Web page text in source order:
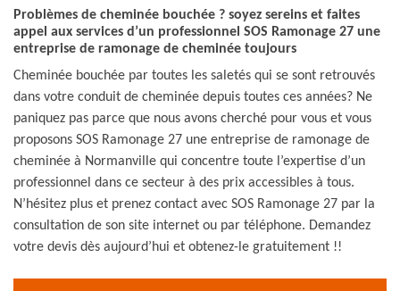
Problèmes de cheminée bouchée ? soyez sereins et faites
appel aux services d’un professionnel SOS Ramonage 27 une
entreprise de ramonage de cheminée toujours
Cheminée bouchée par toutes les saletés qui se sont retrouvés
dans votre conduit de cheminée depuis toutes ces années? Ne
paniquez pas parce que nous avons cherché pour vous et vous
proposons SOS Ramonage 27 une entreprise de ramonage de
cheminée à Normanville qui concentre toute l’expertise d’un
professionnel dans ce secteur à des prix accessibles à tous.
N’hésitez plus et prenez contact avec SOS Ramonage 27 par la
consultation de son site internet ou par téléphone. Demandez
votre devis dès aujourd’hui et obtenez-le gratuitement !!